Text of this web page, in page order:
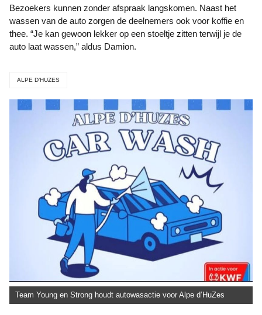
Bezoekers kunnen zonder afspraak langskomen. Naast het
wassen van de auto zorgen de deelnemers ook voor koffie en
thee. “Je kan gewoon lekker op een stoeltje zitten terwijl je de
auto laat wassen,” aldus Damion.
ALPE D’HUZES
Team Young en Strong houdt autowasactie voor Alpe d’HuZes